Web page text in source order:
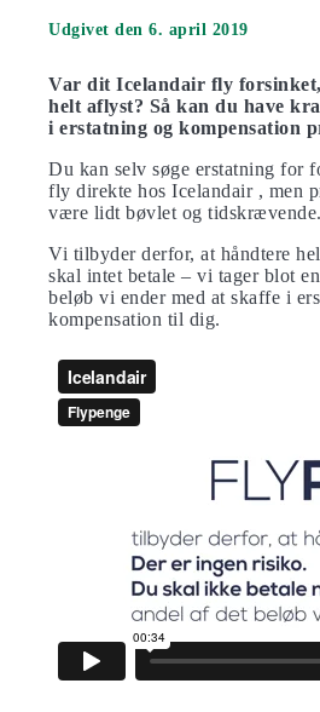
Udgivet den 6. april 2019
Var dit Icelandair fly
helt aflyst? Så kan du have
i erstatning og kompensation
Du kan selv søge erstatning for
fly direkte hos Icelandair , men
være lidt bøvlet og tidskrævende.
Vi tilbyder derfor, at håndtere
skal intet betale – vi tager blot
beløb vi ender med at skaffe i
kompensation til dig.